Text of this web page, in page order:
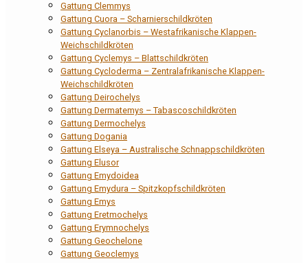
Gattung Clemmys
Gattung Cuora – Scharnierschildkröten
Gattung Cyclanorbis – Westafrikanische Klappen-
Weichschildkröten
Gattung Cyclemys – Blattschildkröten
Gattung Cycloderma – Zentralafrikanische Klappen-
Weichschildkröten
Gattung Deirochelys
Gattung Dermatemys – Tabascoschildkröten
Gattung Dermochelys
Gattung Dogania
Gattung Elseya – Australische Schnappschildkröten
Gattung Elusor
Gattung Emydoidea
Gattung Emydura – Spitzkopfschildkröten
Gattung Emys
Gattung Eretmochelys
Gattung Erymnochelys
Gattung Geochelone
Gattung Geoclemys